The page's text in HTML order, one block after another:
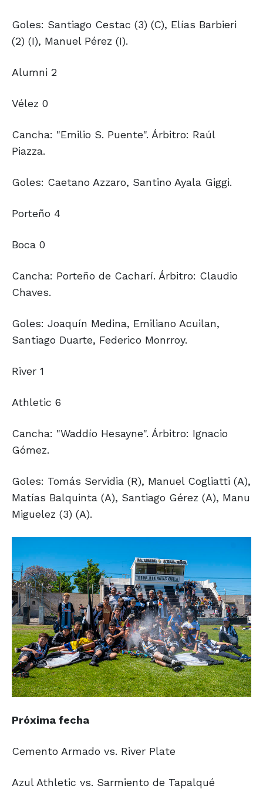
Goles: Santiago Cestac (3) (C), Elías Barbieri
(2) (I), Manuel Pérez (I).
Alumni 2
Vélez 0
Cancha: "Emilio S. Puente". Árbitro: Raúl
Piazza.
Goles: Caetano Azzaro, Santino Ayala Giggi.
Porteño 4
Boca 0
Cancha: Porteño de Cacharí. Árbitro: Claudio
Chaves.
Goles: Joaquín Medina, Emiliano Acuilan,
Santiago Duarte, Federico Monrroy.
River 1
Athletic 6
Cancha: "Waddío Hesayne". Árbitro: Ignacio
Gómez.
Goles: Tomás Servidia (R), Manuel Cogliatti (A),
Matías Balquinta (A), Santiago Gérez (A), Manu
Miguelez (3) (A).
Próxima fecha
Cemento Armado vs. River Plate
Azul Athletic vs. Sarmiento de Tapalqué